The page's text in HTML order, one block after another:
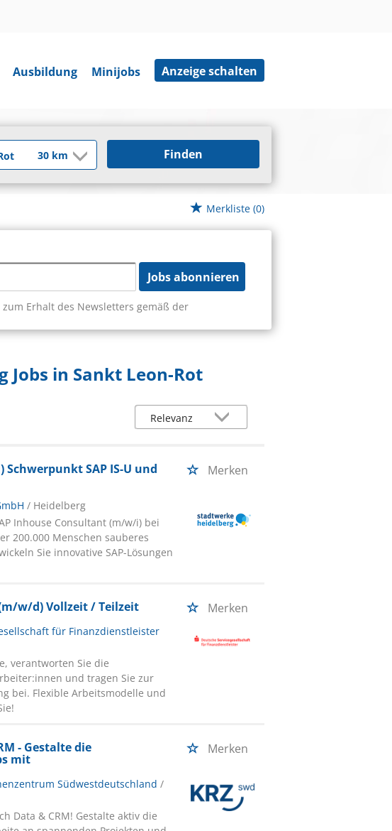
Ausbildung Minijobs Anzeige schalten
Finden
Merkliste (0)
Jobs abonnieren
Erhalt des Newsletters gemäß der
Jobs in Sankt Leon-Rot
SAP IS-U und Merken
/ Heidelberg
Inhouse Consultant (m/w/i) bei
200.000 Menschen sauberes
Sie innovative SAP-Lösungen
w/d) Vollzeit / Teilzeit Merken
für Finanzdienstleister
verantworten Sie die
und tragen Sie zur
bei. Flexible Arbeitsmodelle und
- Gestalte die
mit
Merken
Südwestdeutschland /
Data & CRM! Gestalte aktiv die